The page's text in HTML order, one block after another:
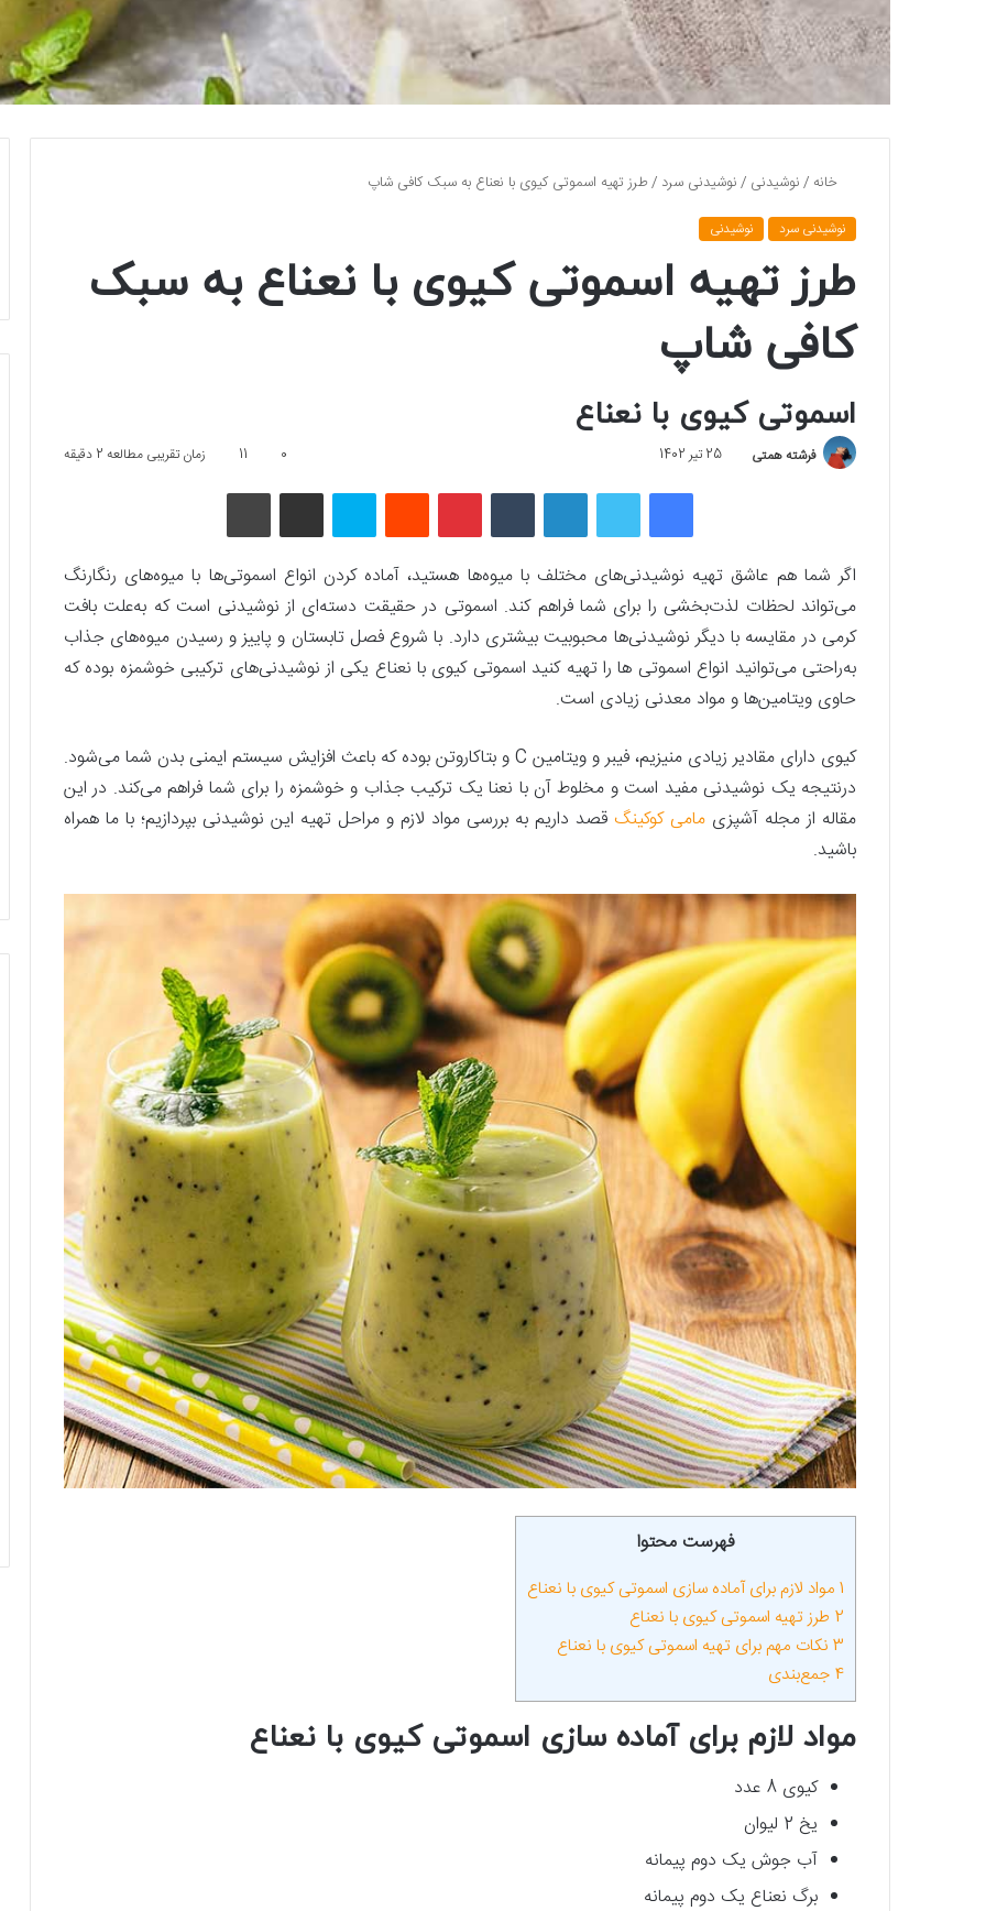
خانه /نوشیدنی /نوشیدنی سرد /طرز تهیه اسموتی کیوی با نعناع به سبک کافی شاپ
نوشیدنی سرد نوشیدنی
طرز تهیه اسموتی کیوی با نعناع به سبک
کافی شاپ
اسموتی کیوی با نعناع
فرشته همتی 25 تیر 1402 0
11 زمان تقریبی مطالعه 2 دقیقه
فیسبوک لینکداین پینتریست اسکایپ
اگر شما هم عاشق تهیه نوشیدنی‌های مختلف با میوه‌ها هستید، آماده کردن انواع اسموتی‌ها با میوه‌های رنگارنگ
می‌تواند لحظات لذت‌بخشی را برای شما فراهم کند. اسموتی در حقیقت دسته‌ای از نوشیدنی است که به‌علت بافت
کرمی در مقایسه با دیگر نوشیدنی‌ها محبوبیت بیشتری دارد. با شروع فصل تابستان و پاییز و رسیدن میوه‌های جذاب
به‌راحتی می‌توانید انواع اسموتی ها را تهیه کنید اسموتی کیوی با نعناع یکی از نوشیدنی‌های ترکیبی خوشمزه بوده که
حاوی ویتامین‌ها و مواد معدنی زیادی است.
کیوی دارای مقادیر زیادی منیزیم، فیبر و ویتامین C و بتاکاروتن بوده که باعث افزایش سیستم ایمنی بدن شما می‌شود.
درنتیجه یک نوشیدنی مفید است و مخلوط آن با نعنا یک ترکیب جذاب و خوشمزه را برای شما فراهم می‌کند. در این
مقاله از مجله آشپزیمامی کوکینگ قصد داریم به بررسی مواد لازم و مراحل تهیه این نوشیدنی بپردازیم؛ با ما همراه
باشید.
فهرست محتوا
1 مواد لازم برای آماده سازی اسموتی کیوی با نعناع
2 طرز تهیه اسموتی کیوی با نعناع
3 نکات مهم برای تهیه اسموتی کیوی با نعناع
4 جمع‌بندی
مواد لازم برای آماده سازی اسموتی کیوی با نعناع
کیوی 8 عدد
یخ 2 لیوان
آب جوش یک دوم پیمانه
برگ نعناع یک دوم پیمانه